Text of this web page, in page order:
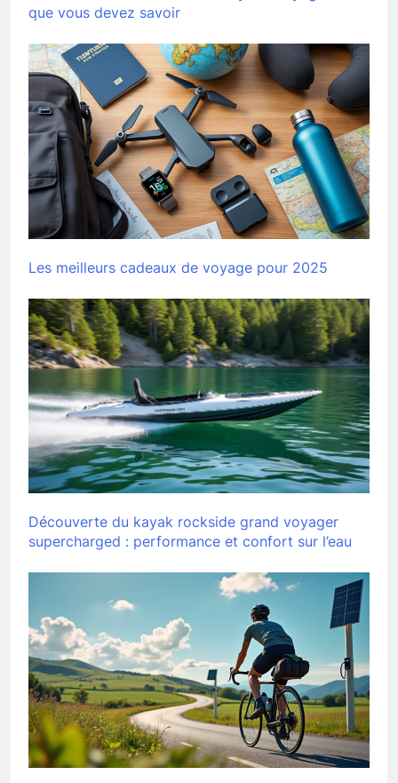
que vous devez savoir
Les meilleurs cadeaux de voyage pour 2025
Découverte du kayak rockside grand voyager
supercharged : performance et confort sur l’eau